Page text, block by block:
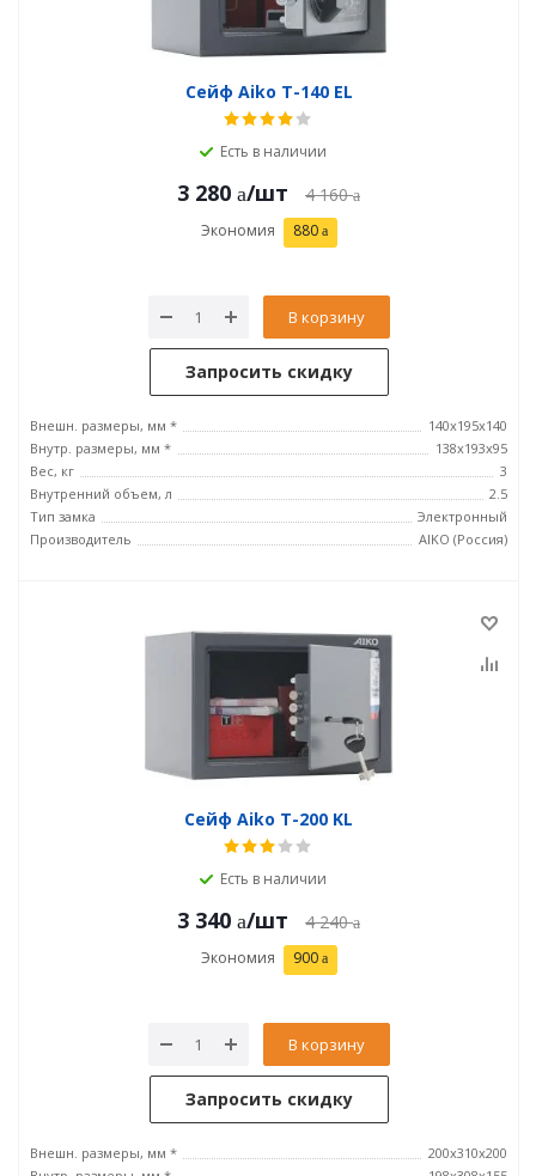
Сейф Aiko T-140 EL
Есть в наличии
3 280 /шт 4 160
Экономия 880
В корзину
Запросить скидку
Внешн. размеры, мм *
140x195x140
Внутр. размеры, мм *
138x193x95
Вес, кг
3
Внутренний объем, л
2.5
Тип замка
Электронный
Производитель
AIKO (Россия)
Сейф Aiko T-200 KL
Есть в наличии
3 340 /шт 4 240
Экономия 900
В корзину
Запросить скидку
Внешн. размеры, мм *
200x310x200